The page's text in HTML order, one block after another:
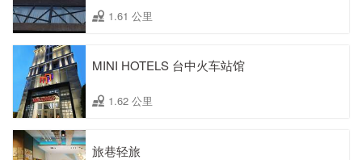
1.61 公里
MINI HOTELS 台中火车站馆
1.62 公里
旅巷轻旅